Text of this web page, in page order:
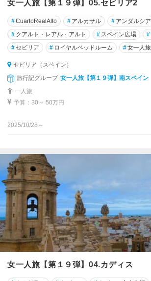
女一人旅【第１９弾】05.セビリア2
#CuartoRealAlto # アルカサル # アンダルシア
# クアルト・レアル・アルト # スペイン広場 #
#セビリア # ロイヤルベッドルーム #女一人旅
セビリア（スペイン）
旅行記グループ 女一人旅【第１９弾】南スペイン
一人旅
予算：30～ 50万円
2025/10/28～
女一人旅【第１９弾】04.カディス